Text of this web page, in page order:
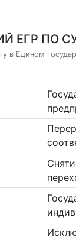
ЕГР ПО
в Едином